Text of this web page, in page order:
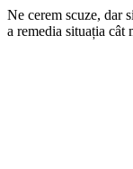
Ne cerem scuze, dar
a remedia situația